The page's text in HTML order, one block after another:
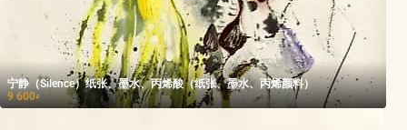
宁静（Silence）纸张、墨水、丙烯酸（纸张、墨水、丙烯颜料）
9 600₽